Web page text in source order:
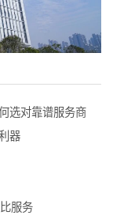
选对靠谱服务商
器
服务